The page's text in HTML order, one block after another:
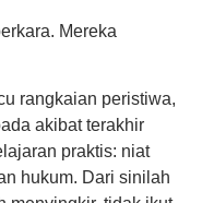
Mereka
rangkaian peristiwa,
akibat terakhir
praktis: niat
hukum. Dari sinilah